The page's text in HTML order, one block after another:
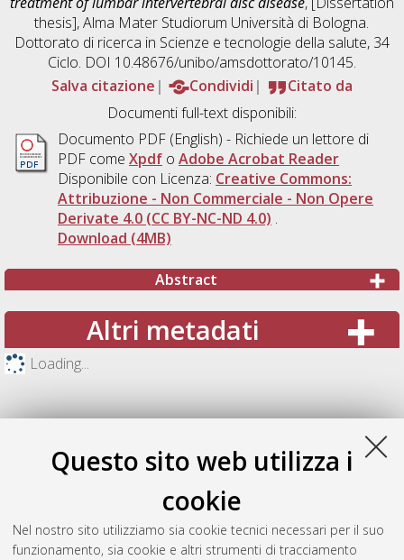
Questo sito web utilizza i
cookie
Nel nostro sito utilizziamo sia cookie tecnici necessari per il suo
funzionamento, sia cookie e altri strumenti di tracciamento
thesis], Alma Mater Studiorum Università di Bologna.
Dottorato di ricerca in Scienze e tecnologie della salute, 34
Ciclo. DOI 10.48676/unibo/amsdottorato/10145.
Salva citazione
Condividi
Citato da
Documenti full-text disponibili:
Documento PDF(English) - Richiede un lettore di
PDF come Xpdfo Adobe Acrobat Reader
Disponibile con Licenza: Creative Commons:
Attribuzione - Non Commerciale - Non Opere
Derivate 4.0 (CC BY-NC-ND 4.0) .
Download (4MB)
Abstract
Altri metadati
Loading...